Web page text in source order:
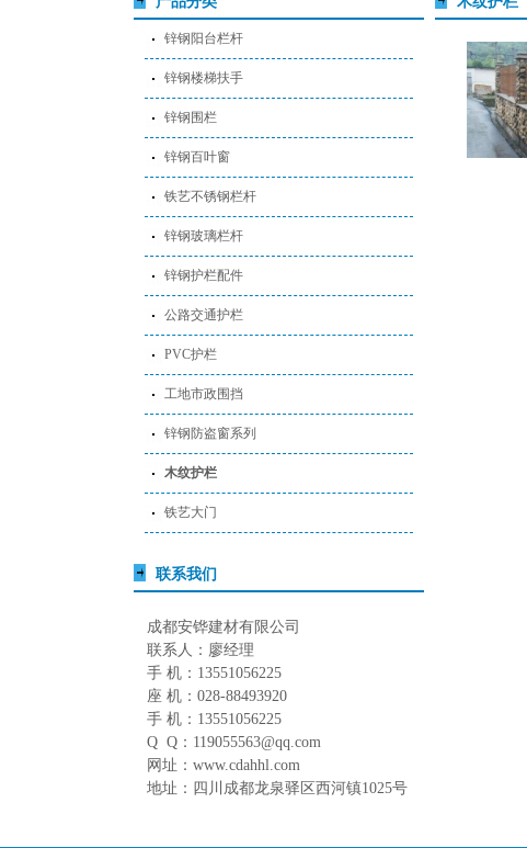
锌钢阳台栏杆
锌钢楼梯扶手
锌钢围栏
锌钢百叶窗
铁艺不锈钢栏杆
锌钢玻璃栏杆
锌钢护栏配件
公路交通护栏
PVC护栏
工地市政围挡
锌钢防盗窗系列
木纹护栏
铁艺大门
联系我们
成都安铧建材有限公司
联系人：廖经理
手 机：13551056225
座 机：028-88493920
手 机：13551056225
Q Q：119055563@qq.com
网址：www.cdahhl.com
地址：四川成都龙泉驿区西河镇1025号